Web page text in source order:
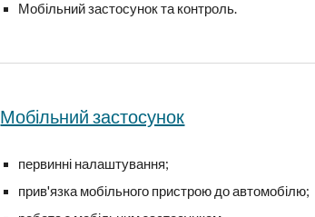
Мобільний застосунок та контроль.
Мобільний застосунок
первинні налаштування;
прив'язка мобільного пристрою до автомобілю;